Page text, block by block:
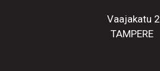
Vaajakatu 2
TAMPERE